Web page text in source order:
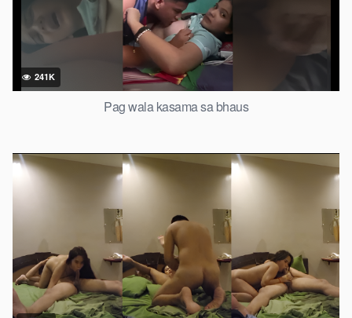
241K
Pag wala kasama sa bhaus